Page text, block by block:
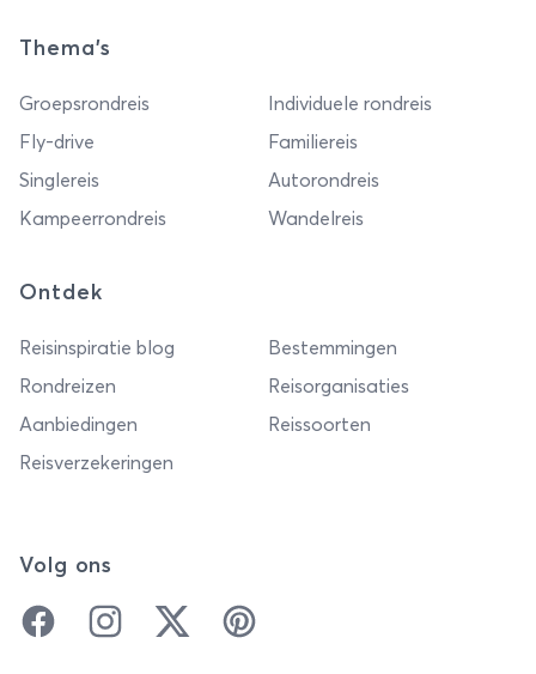
Thema's
Groepsrondreis
Individuele rondreis
Fly-drive
Familiereis
Singlereis
Autorondreis
Kampeerrondreis
Wandelreis
Ontdek
Reisinspiratie blog
Bestemmingen
Rondreizen
Reisorganisaties
Aanbiedingen
Reissoorten
Reisverzekeringen
Volg ons
FacebookInstagramTwitter Pinterest